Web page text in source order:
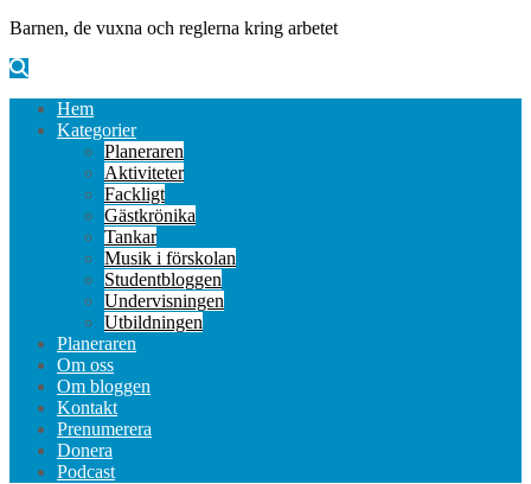
Barnen, de vuxna och reglerna kring arbetet
Hem
Kategorier
Planeraren
Aktiviteter
Fackligt
Gästkrönika
Tankar
Musik i förskolan
Studentbloggen
Undervisningen
Utbildningen
Planeraren
Om oss
Om bloggen
Kontakt
Prenumerera
Donera
Podcast